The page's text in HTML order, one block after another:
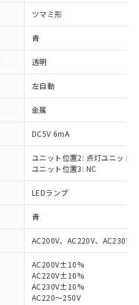
ツマミ形
青
透明
左自動
金属
DC5V 6mA
ユニット位置2: 点灯ユニット
ユニット位置3: NC
LEDランプ
青
AC200V、AC220V、AC230V
AC200V±10%
AC220V±10%
AC230V±10%
AC220～250V